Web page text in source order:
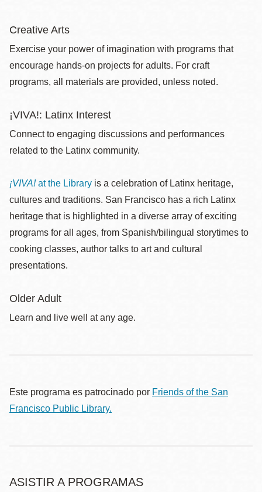
Creative Arts
Exercise your power of imagination with programs that
encourage hands-on projects for adults. For craft
programs, all materials are provided, unless noted.
¡VIVA!: Latinx Interest
Connect to engaging discussions and performances
related to the Latinx community.
¡VIVA!at the Library is a celebration of Latinx heritage,
cultures and traditions. San Francisco has a rich Latinx
heritage that is highlighted in a diverse array of exciting
programs for all ages, from Spanish/bilingual storytimes to
cooking classes, author talks to art and cultural
presentations.
Older Adult
Learn and live well at any age.
Este programa es patrocinado por Friends of the San
Francisco Public Library.
ASISTIR A PROGRAMAS